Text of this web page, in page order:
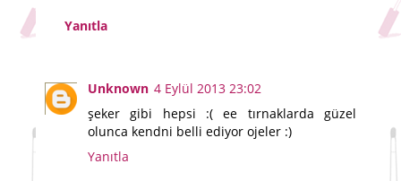
Yanıtla
Unknown 4 Eylül 2013 23:02
şeker gibi hepsi :( ee tırnaklarda güzel
olunca kendni belli ediyor ojeler :)
Yanıtla